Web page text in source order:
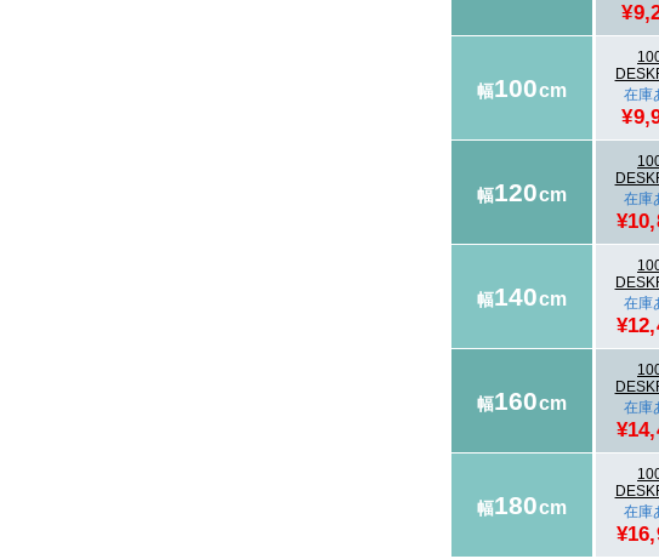
幅100cm
在庫
幅120cm
在庫
幅140cm
在庫
幅160cm
在庫
幅180cm
在庫